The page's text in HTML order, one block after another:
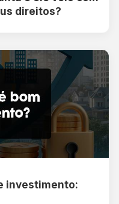
direitos?
investimento: